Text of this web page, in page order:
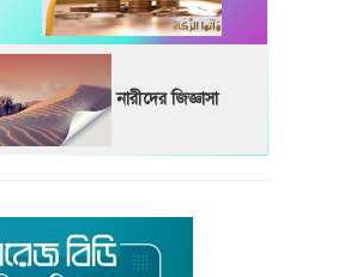
নারীদের জিজ্ঞাসা